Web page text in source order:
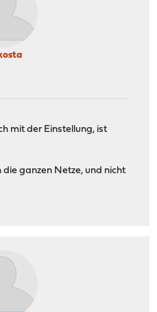
mit der Einstellung, ist
ganzen Netze, und nicht